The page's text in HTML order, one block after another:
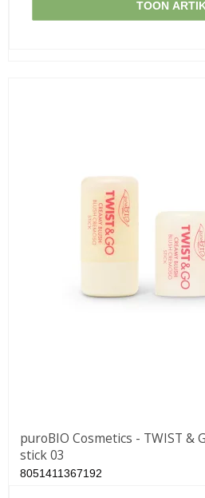
TOON
puroBIO Cosmetics - TWIST &
stick 03
8051411367192